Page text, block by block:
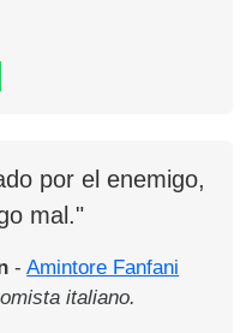
por el enemigo,
mal."
-Amintore Fanfani
italiano.